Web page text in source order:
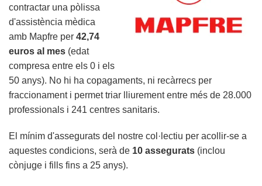
contractar una pòlissa
d'assistència mèdica
amb Mapfre per 42,74
euros al mes (edat
compresa entre els 0 i els
50 anys). No hi ha copagaments, ni recàrrecs per
fraccionament i permet triar lliurement entre més de 28.000
professionals i 241 centres sanitaris.
El mínim d'assegurats del nostre col·lectiu per acollir-se a
aquestes condicions, serà de 10 assegurats (inclou
cònjuge i fills fins a 25 anys).